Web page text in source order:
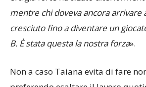
era già forte ha alzato
cresciuto fino a diventare un
B. È stata questa la nostra forza
Non a caso Taiana evita di fare